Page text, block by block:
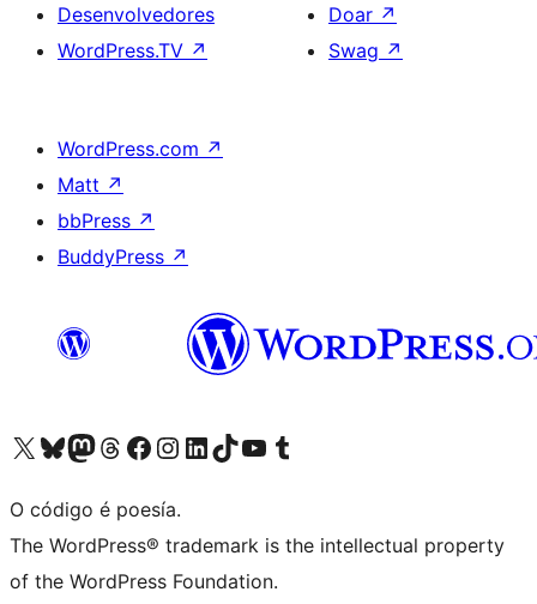
Desenvolvedores
WordPress.TV ↗
Doar ↗
Swag ↗
WordPress.com ↗
Matt ↗
bbPress ↗
BuddyPress ↗
Visita la cuenta de X (anteriormente Twitter)
Visita a nosa conta de Bluesky
Visita a nosa conta de Mastodon
Visita a nosa conta de Threads
Visita a nosa páxina de Facebook
Visita a nosa conta de Instagram
Visita a nosa conta de LinkedIn
Visita a nosa conta de TikTok
Visita a nosa canle de YouTube
Visita a nosa conta de Tumblr
O código é poesía.
The WordPress® trademark is the intellectual property
of the WordPress Foundation.